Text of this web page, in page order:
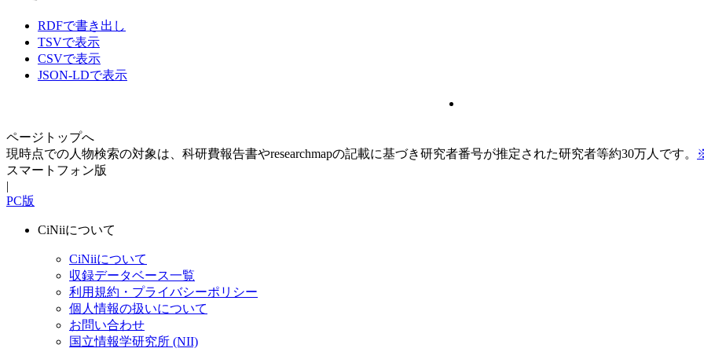
RDFで書き出し
TSVで表示
CSVで表示
JSON-LDで表示
ページトップへ
現時点での人物検索の対象は、科研費報告書やresearchmapの記載に基づき研究者番号が推定された研究者等約30万人です。
スマートフォン版
|
PC版
CiNiiについて
CiNiiについて
収録データベース一覧
利用規約・プライバシーポリシー
個人情報の扱いについて
お問い合わせ
国立情報学研究所 (NII)